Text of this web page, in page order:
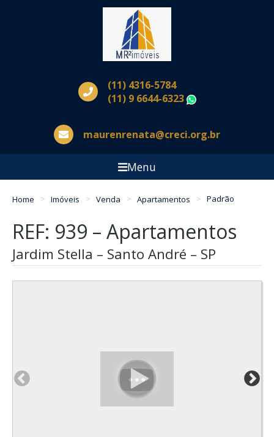
(11) 4316-5784
(11) 9 6644-6323
maurenrenata@creci.org.br
Menu
Home Imóveis Venda Apartamentos Padrão
REF: 939 – Apartamentos
Jardim Stella – Santo André – SP